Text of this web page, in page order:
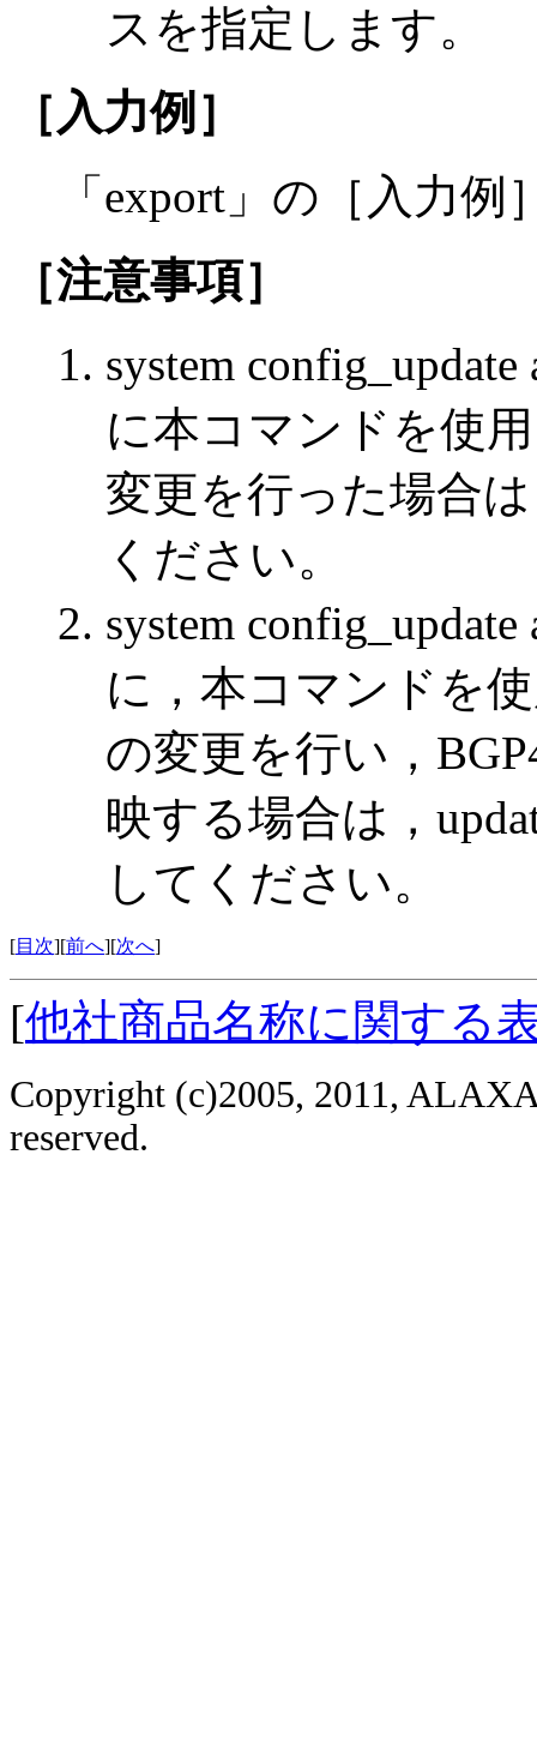
スを指定します。
［入力例］
「export」の［入力
［注意事項］
system
に本コマンドを使
変更を行った場合
ください。
system
に，本コマンドを
の変更を行い，
映する場合は，
してください。
[目次][前へ][次へ]
[他社商品名称に関する
Copyright (c)2005, 2011,
reserved.